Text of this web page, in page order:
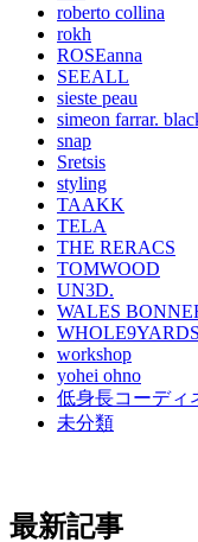
roberto collina
rokh
ROSEanna
SEEALL
sieste peau
simeon farrar.
snap
Sretsis
styling
TAAKK
TELA
THE RERACS
TOMWOOD
UN3D.
WALES
WHOLE9YARDS
workshop
yohei ohno
低身長コーディ
未分類
最新記事